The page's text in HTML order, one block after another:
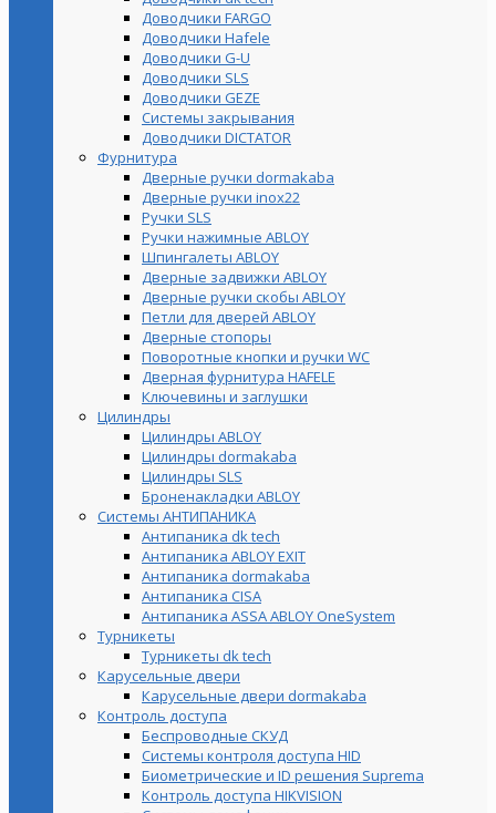
Доводчики FARGO
Доводчики Hafele
Доводчики G-U
Доводчики SLS
Доводчики GEZE
Cистемы закрывания
Доводчики DICTATOR
Фурнитура
Дверные ручки dormakaba
Дверные ручки inox22
Ручки SLS
Ручки нажимные ABLOY
Шпингалеты ABLOY
Дверные задвижки ABLOY
Дверные ручки скобы ABLOY
Петли для дверей ABLOY
Дверные стопоры
Поворотные кнопки и ручки WC
Дверная фурнитура HAFELE
Ключевины и заглушки
Цилиндры
Цилиндры ABLOY
Цилиндры dormakaba
Цилиндры SLS
Броненакладки ABLOY
Системы АНТИПАНИКА
Антипаника dk tech
Антипаника ABLOY EXIT
Антипаника dormakaba
Антипаника СISA
Антипаника ASSA ABLOY OneSystem
Турникеты
Турникеты dk tech
Карусельные двери
Карусельные двери dormakaba
Контроль доступа
Беспроводные СКУД
Системы контроля доступа HID
Биометрические и ID решения Suprema
Контроль доступа HIKVISION